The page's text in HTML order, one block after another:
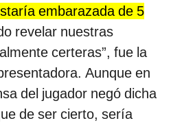
embarazada de 5
revelar nuestras
certeras”, fue la
Aunque en
del jugador negó dicha
de ser cierto, sería